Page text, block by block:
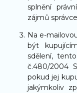
splnění
zájmů
Na e-
být
sdělení,
č.480/2004
pokud jej
jakýmkoliv